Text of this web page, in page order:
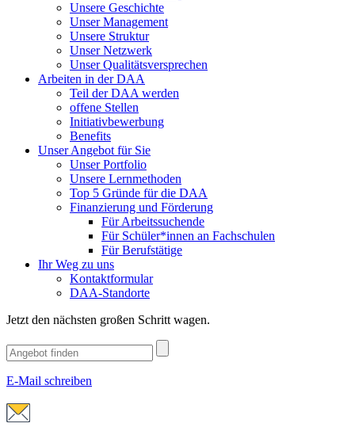
Unsere Geschichte
Unser Management
Unsere Struktur
Unser Netzwerk
Unser Qualitätsversprechen
Arbeiten in der DAA
Teil der DAA werden
offene Stellen
Initiativbewerbung
Benefits
Unser Angebot für Sie
Unser Portfolio
Unsere Lernmethoden
Top 5 Gründe für die DAA
Finanzierung und Förderung
Für Arbeitssuchende
Für Schüler*innen an Fachschulen
Für Berufstätige
Ihr Weg zu uns
Kontaktformular
DAA-Standorte
Jetzt den nächsten großen Schritt wagen.
E-Mail schreiben